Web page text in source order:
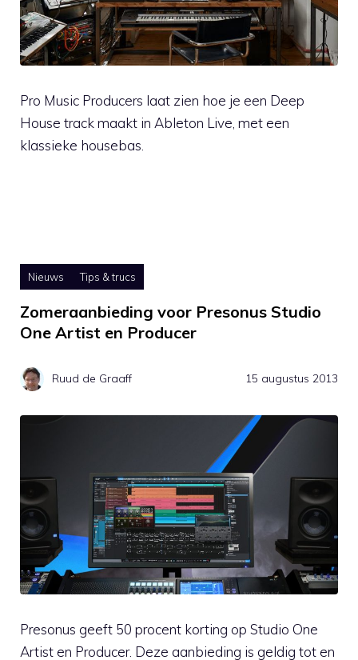
Pro Music Producers laat zien hoe je een Deep
House track maakt in Ableton Live, met een
klassieke housebas.
Nieuws Tips & trucs
Zomeraanbieding voor Presonus Studio
One Artist en Producer
Ruud de Graaff 15 augustus 2013
Presonus geeft 50 procent korting op Studio One
Artist en Producer. Deze aanbieding is geldig tot en